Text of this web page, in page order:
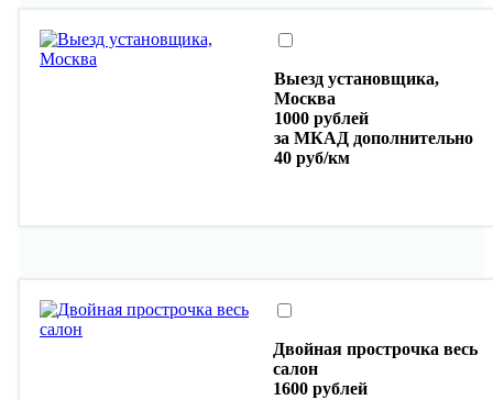
Выезд установщика,
Москва
1000 рублей
за МКАД дополнительно
40 руб/км
Двойная прострочка весь
салон
1600 рублей